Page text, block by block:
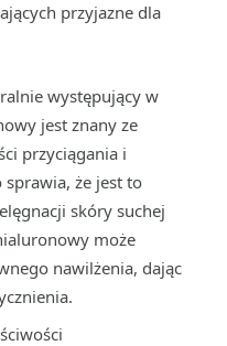
przyjazne dla
występujący w
jest znany ze
przyciągania i
że jest to
skóry suchej
może
nawilżenia, dając